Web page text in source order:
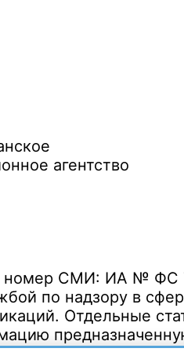
агентство
номер СМИ: ИА № ФС
по надзору в
Отдельные